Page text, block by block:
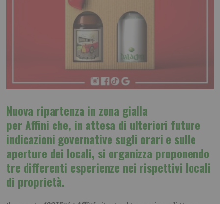
Nuova ripartenza in zona gialla
per Affini che, in attesa di ulteriori future
indicazioni governative sugli orari e sulle
aperture dei locali, si organizza proponendo
tre differenti esperienze nei rispettivi locali
di proprietà.